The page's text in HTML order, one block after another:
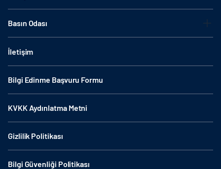
Basın Odası
İletişim
Bilgi Edinme Başvuru Formu
KVKK Aydınlatma Metni
Gizlilik Politikası
Bilgi Güvenliği Politikası